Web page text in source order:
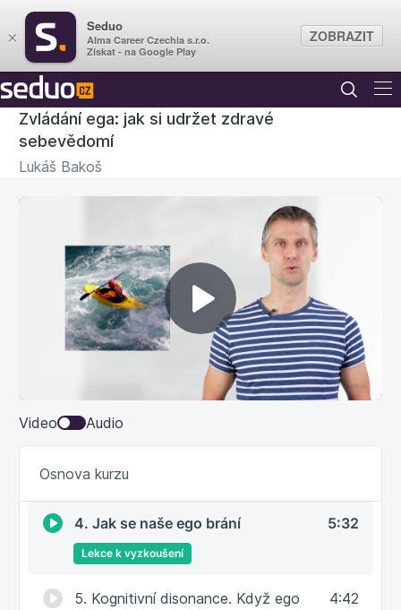
Zvládání ega: jak si udržet zdravé
sebevědomí
Lukáš Bakoš
Přehrát
video
Video Audio
Osnova kurzu
1. Různé podoby našeho ega 4:20
2. Ego v zajetí sebeklamů
3. Efekt nadměrné sebedůvěry
4. Jak se naše ego brání 5:32
Lekce k vyzkoušení
5. Kognitivní disonance. Když ego
4:42
×
Seduo
Alma Career Czechia s.r.o.
Získat - na Google Play
ZOBRAZIT